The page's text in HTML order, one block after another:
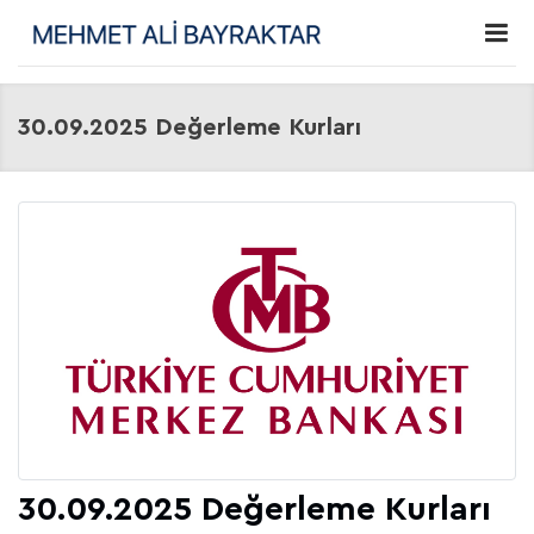
30.09.2025 Değerleme Kurları
30.09.2025 Değerleme Kurları